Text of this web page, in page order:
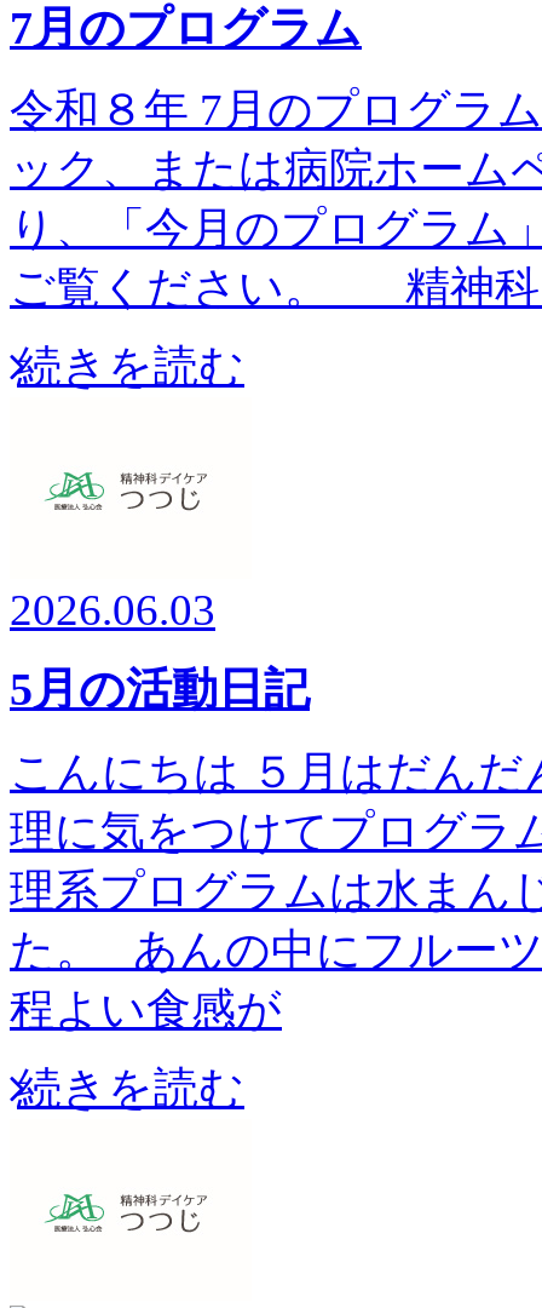
7月のプログラム
令和８年 7月のプログラ
ック、または病院ホーム
り、「今月のプログラム
ご覧ください。 精神科
続きを読む
2026.06.03
5月の活動日記
こんにちは ５月はだん
理に気をつけてプログラ
理系プログラムは水まん
た。 あんの中にフルー
程よい食感が
続きを読む